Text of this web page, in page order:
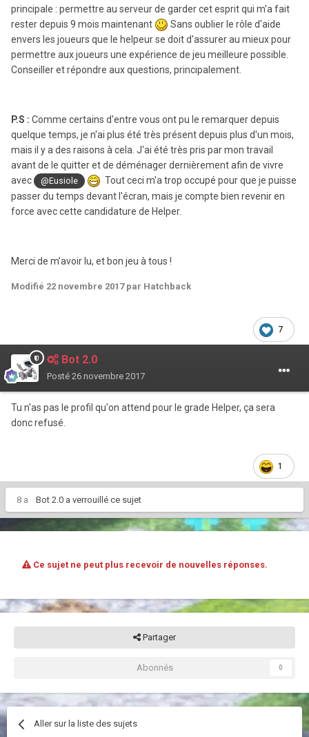
principale : permettre au serveur de garder cet esprit qui m'a fait
rester depuis 9 mois maintenant
Sans oublier le rôle d'aide
envers les joueurs que le helpeur se doit d'assurer au mieux pour
permettre aux joueurs une expérience de jeu meilleure possible.
Conseiller et répondre aux questions, principalement.
P.S : Comme certains d'entre vous ont pu le remarquer depuis
quelque temps, je n'ai plus été très présent depuis plus d'un mois,
mais il y a des raisons à cela. J'ai été très pris par mon travail
avant de le quitter et de déménager dernièrement afin de vivre
avec
@Eusiole
Tout ceci m'a trop occupé pour que je puisse
passer du temps devant l'écran, mais je compte bien revenir en
force avec cette candidature de Helper.
Merci de m'avoir lu, et bon jeu à tous !
Modifié 22 novembre 2017par Hatchback
7
Bot 2.0
Posté 26 novembre 2017
Tu n'as pas le profil qu'on attend pour le grade Helper, ça sera
donc refusé.
1
8 a Bot 2.0 a verrouillé ce sujet
Ce sujet ne peut plus recevoir de nouvelles réponses.
Partager
Abonnés 0
Aller sur la liste des sujets